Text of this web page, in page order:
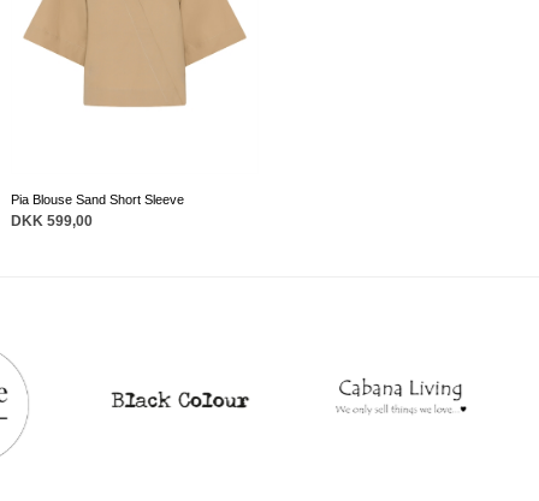
Pia Blouse Sand Short Sleeve
DKK 599,00